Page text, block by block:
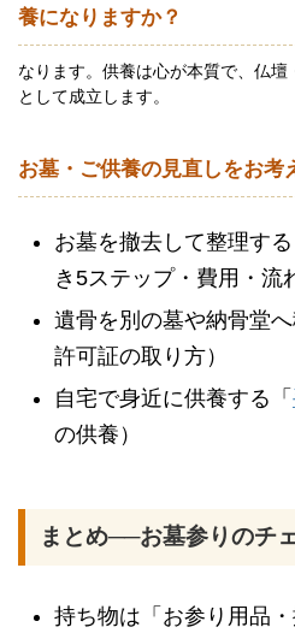
養になりますか？
なります。供養は心が本質で、仏
として成立します。
お墓・ご供養の見直しをお考
お墓を撤去して整理する
き5ステップ・費用・流
遺骨を別の墓や納骨堂へ
許可証の取り方）
自宅で身近に供養する「
の供養）
まとめ──お墓参りのチ
持ち物は「お参り用品